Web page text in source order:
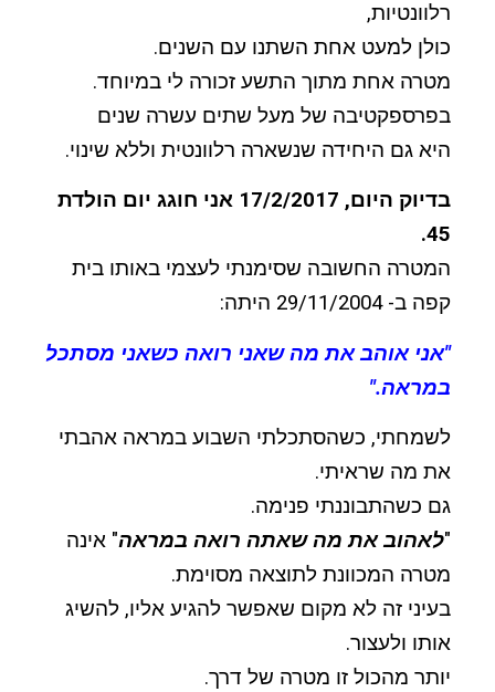
רלוונטיות,
כולן למעט אחת השתנו עם השנים.
מטרה אחת מתוך התשע זכורה לי במיוחד.
בפרספקטיבה של מעל שתים עשרה שנים
היא גם היחידה שנשארה רלוונטית וללא שינוי.
בדיוק היום, 17/2/2017 אני חוגג יום הולדת
45.
המטרה החשובה שסימנתי לעצמי באותו בית
קפה ב- 29/11/2004 היתה:
"אני אוהב את מה שאני רואה כשאני מסתכל
במראה."
לשמחתי, כשהסתכלתי השבוע במראה אהבתי
את מה שראיתי.
גם כשהתבוננתי פנימה.
"לאהוב את מה שאתה רואה במראה" אינה
מטרה המכוונת לתוצאה מסוימת.
בעיני זה לא מקום שאפשר להגיע אליו, להשיג
אותו ולעצור.
יותר מהכול זו מטרה של דרך.